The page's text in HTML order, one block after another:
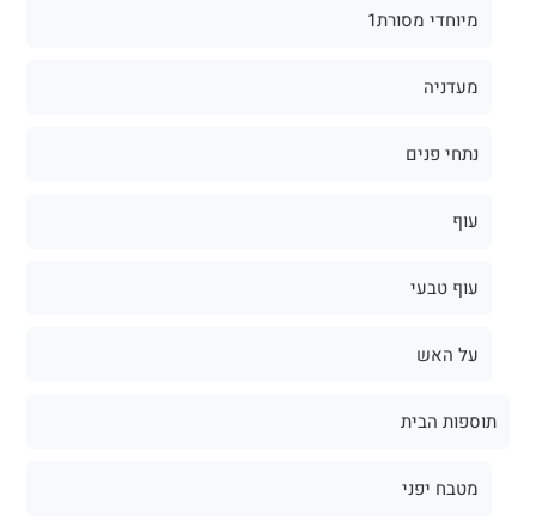
מיוחדי מסורת1
מעדניה
נתחי פנים
עוף
עוף טבעי
על האש
תוספות הבית
מטבח יפני